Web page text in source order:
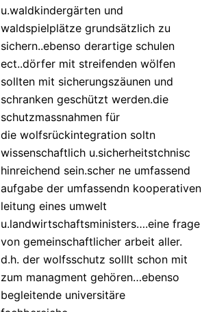
u.waldkindergärten und
waldspielplätze grundsätzlich zu
sichern..ebenso derartige schulen
ect..dörfer mit streifenden wölfen
sollten mit sicherungszäunen und
schranken geschützt werden.die
schutzmassnahmen für
die wolfsrückintegration soltn
wissenschaftlich u.sicherheitstchnisc
hinreichend sein.scher ne umfassend
aufgabe der umfassendn kooperativen
leitung eines umwelt
u.landwirtschaftsministers….eine frage
von gemeinschaftlicher arbeit aller.
d.h. der wolfsschutz solllt schon mit
zum managment gehören…ebenso
begleitende universitäre